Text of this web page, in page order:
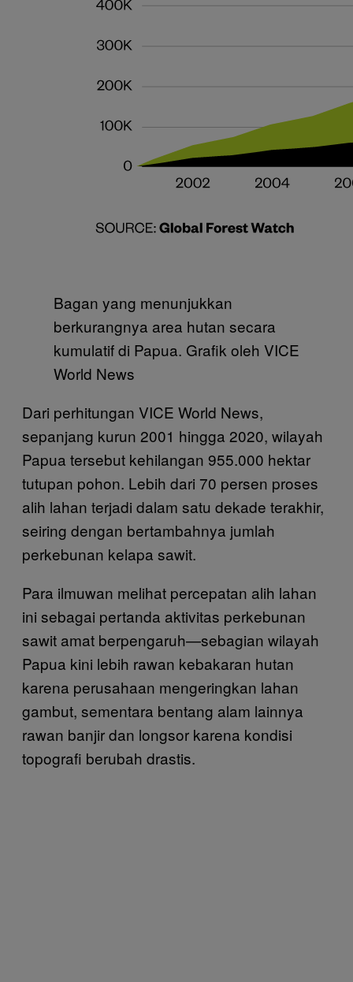
Bagan yang menunjukkan
berkurangnya area hutan secara
kumulatif di Papua. Grafik oleh VICE
World News
Dari perhitungan VICE World News,
sepanjang kurun 2001 hingga 2020, wilayah
Papua tersebut kehilangan 955.000 hektar
tutupan pohon. Lebih dari 70 persen proses
alih lahan terjadi dalam satu dekade terakhir,
seiring dengan bertambahnya jumlah
perkebunan kelapa sawit.
Para ilmuwan melihat percepatan alih lahan
ini sebagai pertanda aktivitas perkebunan
sawit amat berpengaruh—sebagian wilayah
Papua kini lebih rawan kebakaran hutan
karena perusahaan mengeringkan lahan
gambut, sementara bentang alam lainnya
rawan banjir dan longsor karena kondisi
topografi berubah drastis.